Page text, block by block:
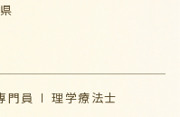
門員 理学療法士